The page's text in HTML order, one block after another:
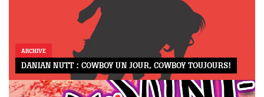
ARCHIVE
DANIAN NUTT : COWBOY UN JOUR, COWBOY TOUJOURS!